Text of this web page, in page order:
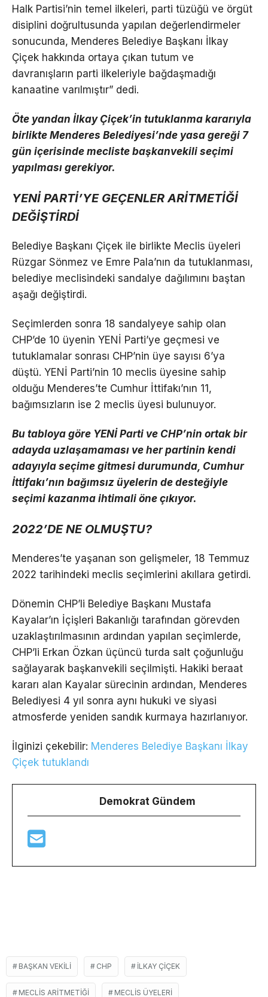
Halk Partisi’nin temel ilkeleri, parti tüzüğü ve örgüt
disiplini doğrultusunda yapılan değerlendirmeler
sonucunda, Menderes Belediye Başkanı İlkay
Çiçek hakkında ortaya çıkan tutum ve
davranışların parti ilkeleriyle bağdaşmadığı
kanaatine varılmıştır” dedi.
Öte yandan İlkay Çiçek’in tutuklanma kararıyla
birlikte Menderes Belediyesi’nde yasa gereği 7
gün içerisinde mecliste başkanvekili seçimi
yapılması gerekiyor.
YENİ PARTİ’YE GEÇENLER ARİTMETİĞİ
DEĞİŞTİRDİ
Belediye Başkanı Çiçek ile birlikte Meclis üyeleri
Rüzgar Sönmez ve Emre Pala’nın da tutuklanması,
belediye meclisindeki sandalye dağılımını baştan
aşağı değiştirdi.
Seçimlerden sonra 18 sandalyeye sahip olan
CHP’de 10 üyenin YENİ Parti’ye geçmesi ve
tutuklamalar sonrası CHP’nin üye sayısı 6’ya
düştü. YENİ Parti’nin 10 meclis üyesine sahip
olduğu Menderes’te Cumhur İttifakı’nın 11,
bağımsızların ise 2 meclis üyesi bulunuyor.
Bu tabloya göre YENİ Parti ve CHP’nin ortak bir
adayda uzlaşamaması ve her partinin kendi
adayıyla seçime gitmesi durumunda, Cumhur
İttifakı’nın bağımsız üyelerin de desteğiyle
seçimi kazanma ihtimali öne çıkıyor.
2022’DE NE OLMUŞTU?
Menderes’te yaşanan son gelişmeler, 18 Temmuz
2022 tarihindeki meclis seçimlerini akıllara getirdi.
Dönemin CHP’li Belediye Başkanı Mustafa
Kayalar’ın İçişleri Bakanlığı tarafından görevden
uzaklaştırılmasının ardından yapılan seçimlerde,
CHP’li Erkan Özkan üçüncü turda salt çoğunluğu
sağlayarak başkanvekili seçilmişti. Hakiki beraat
kararı alan Kayalar sürecinin ardından, Menderes
Belediyesi 4 yıl sonra aynı hukuki ve siyasi
atmosferde yeniden sandık kurmaya hazırlanıyor.
İlginizi çekebilir: Menderes Belediye Başkanı İlkay
Çiçek tutuklandı
Demokrat Gündem
BAŞKAN VEKILI CHP ILKAY ÇIÇEK
MECLIS ARITMETIĞI MECLIS ÜYELERI